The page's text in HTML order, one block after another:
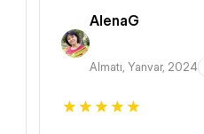
AlenaG
Almatı, Yanvar, 2024